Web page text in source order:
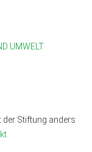
UMWELT
der Stiftung anders